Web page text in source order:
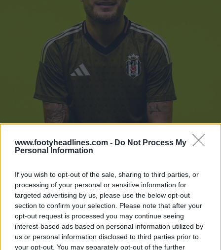
www.footyheadlines.com - Do Not Process My
Personal Information
If you wish to opt-out of the sale, sharing to third parties, or
processing of your personal or sensitive information for
targeted advertising by us, please use the below opt-out
section to confirm your selection. Please note that after your
opt-out request is processed you may continue seeing
interest-based ads based on personal information utilized by
us or personal information disclosed to third parties prior to
your opt-out. You may separately opt-out of the further